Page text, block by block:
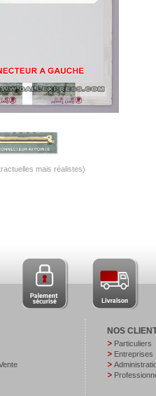
mais réalistes)
NOS
Particuliers
Entreprises